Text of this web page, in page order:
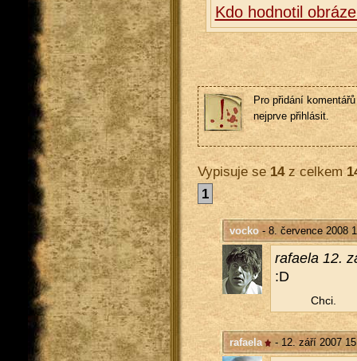
Kdo hodnotil
Pro přidání
nejprve přihlásit.
Vypisuje se14z celkem
1
vocko- 8. července 2008
ra­fa­e­la 12.
:D
Chci.
rafaela - 12. září 2007